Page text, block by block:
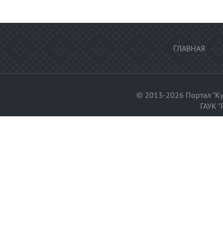
ГЛАВНАЯ
© 2013-2026 Портал
ГАУК